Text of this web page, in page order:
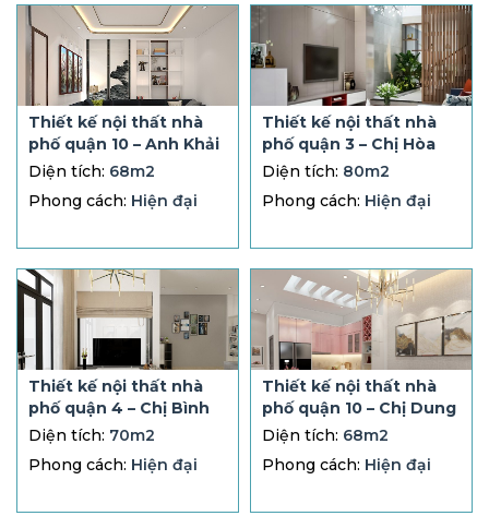
Thiết kế nội thất nhà
phố quận 10 – Anh Khải
Diện tích: 68m2
Phong cách: Hiện đại
Thiết kế nội thất nhà
phố quận 3 – Chị Hòa
Diện tích: 80m2
Phong cách: Hiện đại
Thiết kế nội thất nhà
phố quận 4 – Chị Bình
Diện tích: 70m2
Phong cách: Hiện đại
Thiết kế nội thất nhà
phố quận 10 – Chị Dung
Diện tích: 68m2
Phong cách: Hiện đại